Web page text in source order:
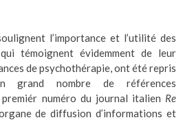
l’importance et l’utilité des
témoignent évidemment de leur
de psychothérapie, ont été repris
grand nombre de références
numéro du journal italien Re
de diffusion d’informations et